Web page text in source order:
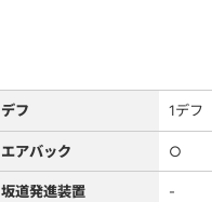
デフ 1デフ
エアバック ○
坂道発進装置 -